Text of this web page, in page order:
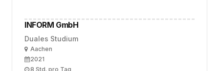
INFORM GmbH
Duales Studium
OrtAachen
Ausbildungsbeginn
2021
8 Std. pro Tag